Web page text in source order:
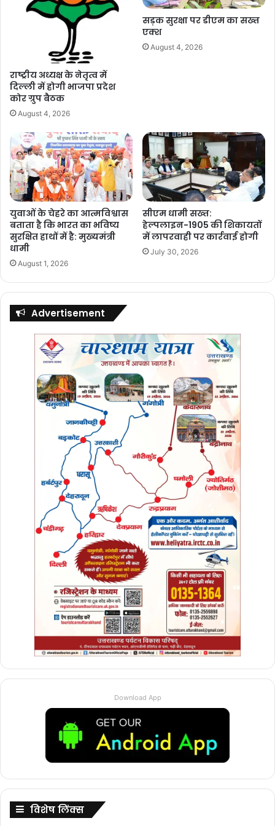
e
o
k
s
p
p
l
Li
e
Copy URL
राष्ट्रीय अध्यक्ष के नेतृत्व में
दिल्ली में होगी भाजपा प्रदेश
कोर ग्रुप बैठक
August 4, 2026
सड़क सुरक्षा पर डीएम का सख्त
एक्श
August 4, 2026
युवाओं के चेहरे का आत्मविश्वास
बताता है कि भारत का भविष्य
सुरक्षित हाथों में है: मुख्यमंत्री
धामी
August 1, 2026
सीएम धामी सख्त:
हेल्पलाइन-1905 की शिकायतों
में लापरवाही पर कार्रवाई होगी
July 30, 2026
Advertisement
Download App
विशेष लिंक्स